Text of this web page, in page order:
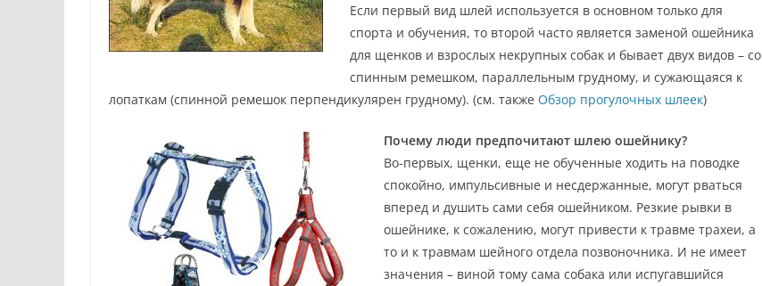
Если первый вид шлей используется в основном только для
спорта и обучения, то второй часто является заменой ошейника
для щенков и взрослых некрупных собак и бывает двух видов – со
спинным ремешком, параллельным грудному, и сужающаяся к
лопаткам (спинной ремешок перпендикулярен грудному). (см. также Обзор прогулочных шлеек)
Почему люди предпочитают шлею ошейнику?
Во-первых, щенки, еще не обученные ходить на поводке
спокойно, импульсивные и несдержанные, могут рваться
вперед и душить сами себя ошейником. Резкие рывки в
ошейнике, к сожалению, могут привести к травме трахеи, а
то и к травмам шейного отдела позвоночника. И не имеет
значения – виной тому сама собака или испугавшийся